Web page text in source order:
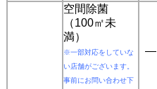
空間除菌
（100㎡未
満）
※一部対応をしていな
い店舗がございます。
事前にお問い合わせ下
―